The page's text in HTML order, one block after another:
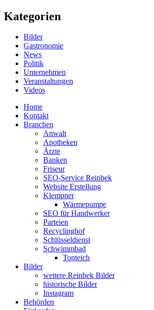
Kategorien
Bilder
Gastronomie
News
Politik
Unternehmen
Veranstaltungen
Videos
Home
Kontakt
Branchen
Anwalt
Apotheken
Ärzte
Banken
Friseur
SEO-Service Reinbek
Website Erstellung
Klempner
Wärmepumpe
SEO für Handwerker
Parteien
Recyclinghof
Schlüsseldienst
Schwimmbad
Tonteich
Bilder
weitere Reinbek Bilder
historische Bilder
Instagram
Behörden